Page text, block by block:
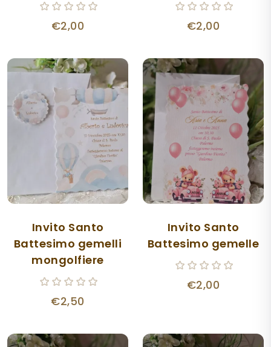
€2,00 €2,00
Invito Santo
Battesimo gemelli
mongolfiere
€2,50
Invito Santo
Battesimo gemelle
€2,00